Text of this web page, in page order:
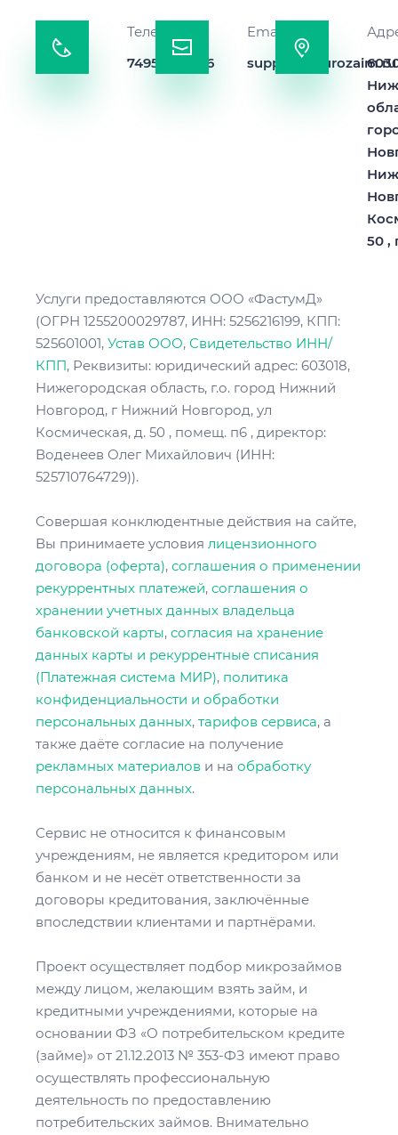
Телефон
74951200726
Email
support@eurozaim.ru
50 ,
Услуги предоставляются ООО «ФастумД»
(ОГРН 1255200029787, ИНН: 5256216199, КПП:
525601001, Устав ООО, Свидетельство ИНН/
КПП, Реквизиты: юридический адрес: 603018,
Нижегородская область, г.о. город Нижний
Новгород, г Нижний Новгород, ул
Космическая, д. 50 , помещ. п6 , директор:
Воденеев Олег Михайлович (ИНН:
525710764729)).
Совершая конклюдентные действия на сайте,
Вы принимаете условия лицензионного
договора (оферта), соглашения о применении
рекуррентных платежей, соглашения о
хранении учетных данных владельца
банковской карты, cогласия на хранение
данных карты и рекуррентные списания
(Платежная система МИР), политика
конфиденциальности и обработки
персональных данных, тарифов сервиса, а
также даёте согласие на получение
рекламных материалов и на обработку
персональных данных.
Сервис не относится к финансовым
учреждениям, не является кредитором или
банком и не несёт ответственности за
договоры кредитования, заключённые
впоследствии клиентами и партнёрами.
Проект осуществляет подбор микрозаймов
между лицом, желающим взять займ, и
кредитными учреждениями, которые на
основании ФЗ «О потребительском кредите
(займе)» от 21.12.2013 № 353‑ФЗ имеют право
осуществлять профессиональную
деятельность по предоставлению
потребительских займов. Внимательно